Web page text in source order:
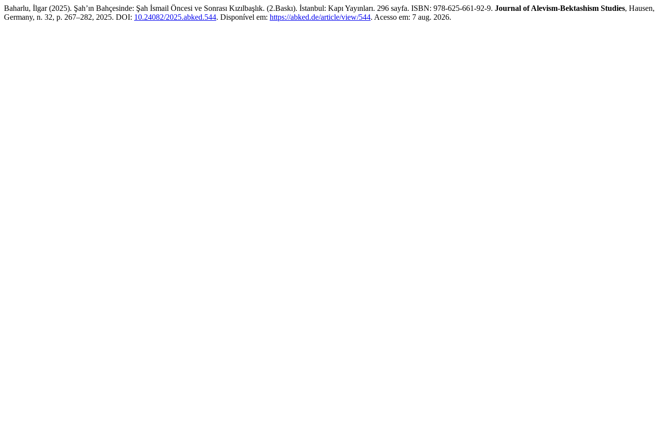
Baharlu, İlgar (2025). Şah’ın Bahçesinde: Şah İsmail Öncesi ve Sonrası Kızılbaşlık. (2.Baskı). İstanbul: Kapı Yayınları. 296 sayfa. ISBN: 978-625-661-92-9. Journal of Alevism-Bektashism Studies, Hausen,
Germany, n. 32, p. 267–282, 2025. DOI: 10.24082/2025.abked.544. Disponível em: https://abked.de/article/view/544. Acesso em: 7 aug. 2026.